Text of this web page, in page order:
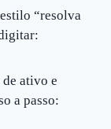
“resolva
de ativo e
a passo: